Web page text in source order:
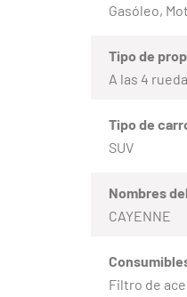
Gasóleo,
Tipo de
A las 4
Tipo de
SUV
Nombres
CAYENNE
Filtro de